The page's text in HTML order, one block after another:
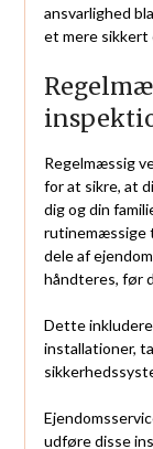
ansvarlighed
et mere sikkert
Regelmæssig
for at sikre, at
dig og din
rutinemæssige
dele af
håndteres, før
Dette
installationer,
udføre disse